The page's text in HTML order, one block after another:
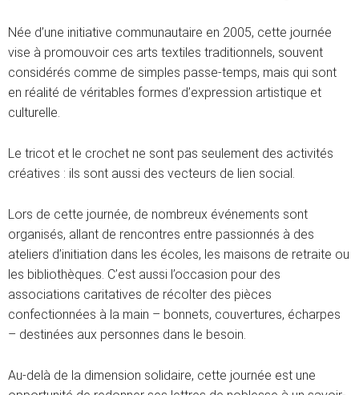
Née d’une initiative communautaire en 2005, cette journée
vise à promouvoir ces arts textiles traditionnels, souvent
considérés comme de simples passe-temps, mais qui sont
en réalité de véritables formes d’expression artistique et
culturelle.
Le tricot et le crochet ne sont pas seulement des activités
créatives : ils sont aussi des vecteurs de lien social.
Lors de cette journée, de nombreux événements sont
organisés, allant de rencontres entre passionnés à des
ateliers d’initiation dans les écoles, les maisons de retraite ou
les bibliothèques. C’est aussi l’occasion pour des
associations caritatives de récolter des pièces
confectionnées à la main – bonnets, couvertures, écharpes
– destinées aux personnes dans le besoin.
Au-delà de la dimension solidaire, cette journée est une